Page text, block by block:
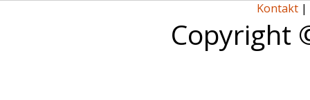
Kontakt |
Copyright